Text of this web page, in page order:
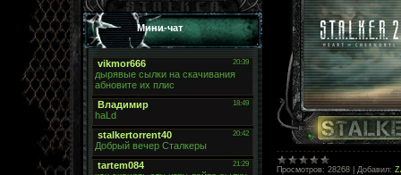
Мини-чат
Просмотров: 28268 Добавил: